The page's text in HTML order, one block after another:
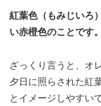
紅葉色（もみじいろ
い赤橙色のことです。
ざっくり言うと、オ
夕日に照らされた紅
とイメージしやすい